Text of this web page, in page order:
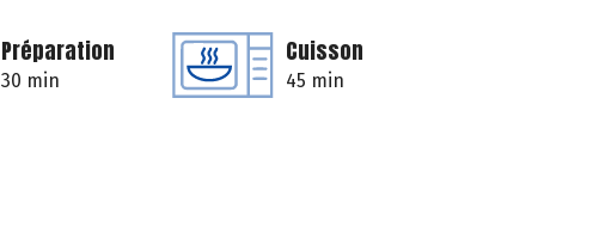
Préparation
30 min
Cuisson
45 min